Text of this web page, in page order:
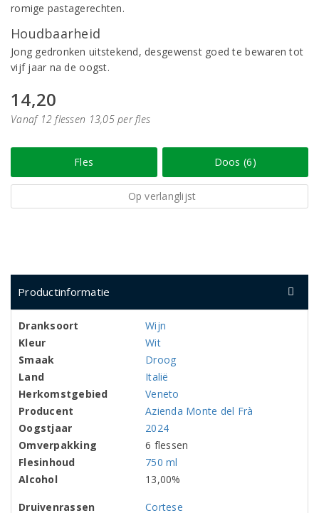
romige pastagerechten.
Houdbaarheid
Jong gedronken uitstekend, desgewenst goed te bewaren tot
vijf jaar na de oogst.
14,20
Vanaf 12 flessen 13,05 per fles
Fles Doos (6)
Op verlanglijst
Productinformatie
Dranksoort
Wijn
Kleur
Wit
Smaak
Droog
Land
Italië
Herkomstgebied
Veneto
Producent
Azienda Monte del Frà
Oogstjaar
2024
Omverpakking
6 flessen
Flesinhoud
750 ml
Alcohol
13,00%
Druivenrassen
Cortese